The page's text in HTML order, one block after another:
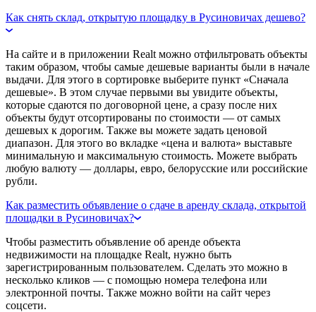
Как снять склад, открытую площадку в Русиновичах дешево?
На сайте и в приложении Realt можно отфильтровать объекты
таким образом, чтобы самые дешевые варианты были в начале
выдачи. Для этого в сортировке выберите пункт «Сначала
дешевые». В этом случае первыми вы увидите объекты,
которые сдаются по договорной цене, а сразу после них
объекты будут отсортированы по стоимости — от самых
дешевых к дорогим. Также вы можете задать ценовой
диапазон. Для этого во вкладке «цена и валюта» выставьте
минимальную и максимальную стоимость. Можете выбрать
любую валюту — доллары, евро, белорусские или российские
рубли.
Как разместить объявление о сдаче в аренду склада, открытой
площадки в Русиновичах?
Чтобы разместить объявление об аренде объекта
недвижимости на площадке Realt, нужно быть
зарегистрированным пользователем. Сделать это можно в
несколько кликов — с помощью номера телефона или
электронной почты. Также можно войти на сайт через
соцсети.